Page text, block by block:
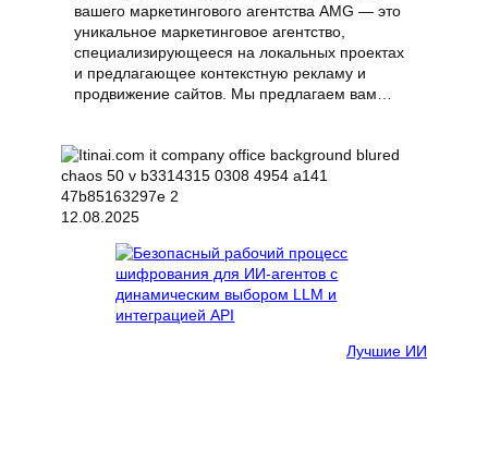
вашего маркетингового агентства AMG — это
уникальное маркетинговое агентство,
специализирующееся на локальных проектах
и предлагающее контекстную рекламу и
продвижение сайтов. Мы предлагаем вам…
12.08.2025
Лучшие ИИ